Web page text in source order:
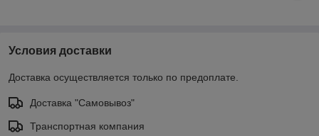
Условия доставки
Доставка осуществляется только по предоплате.
Доставка "Самовывоз"
Транспортная компания